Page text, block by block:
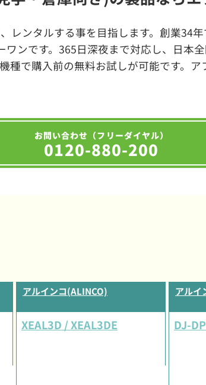
レンタルする事を目指します。創業34年
ンです。365日深夜まで対応し、日本
種で購入前の無料お試しが可能です。ア
お問い合わせ（フリーダイヤル）
0120-880-200
アルインコ(ALINCO)
XEAL3D / XEAL3DE
アルイ
DJ-